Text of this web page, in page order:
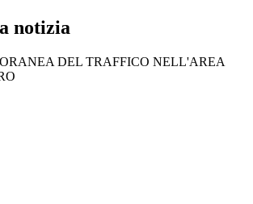
notizia
DEL TRAFFICO NELL'AREA